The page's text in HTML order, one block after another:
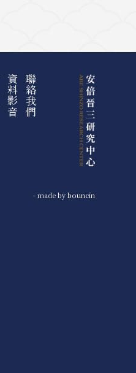
資料影音聯絡我們
- made bybouncin